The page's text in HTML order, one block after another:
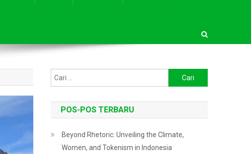
untuk:
POS-POS TERBARU
Beyond Rhetoric: Unveiling the Climate,
Women, and Tokenism in Indonesia